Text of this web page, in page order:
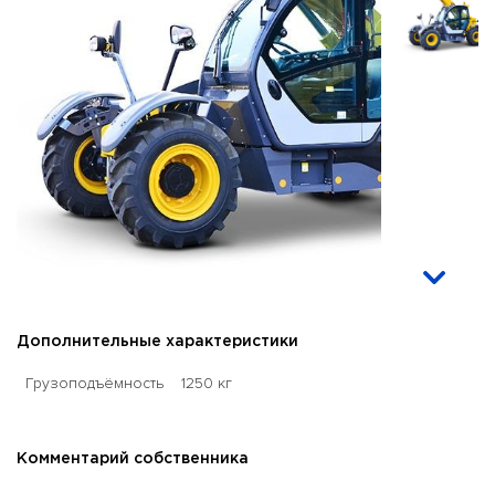
Дополнительные характеристики
Грузоподъёмность 1250 кг
Комментарий собственника